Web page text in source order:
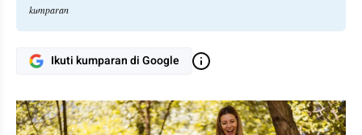
kumparan
Ikuti kumparan di Google